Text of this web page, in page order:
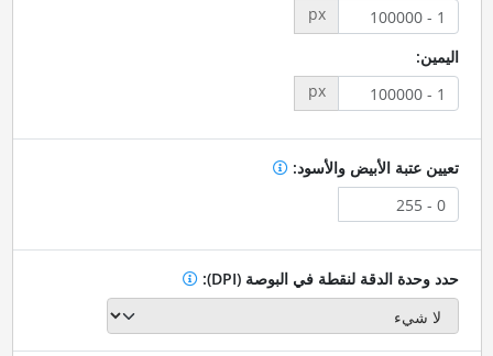
px
اليمين:
px
تعيين عتبة الأبيض والأسود:
حدد وحدة الدقة لنقطة في البوصة (DPI):